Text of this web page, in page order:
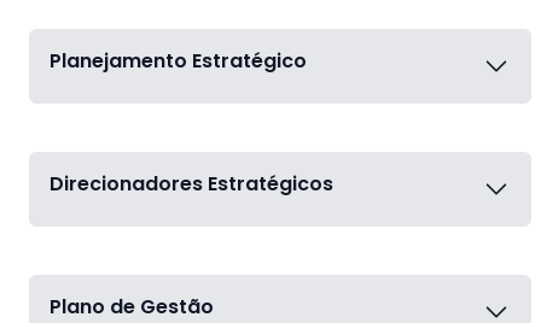
Planejamento Estratégico
Direcionadores Estratégicos
Plano de Gestão